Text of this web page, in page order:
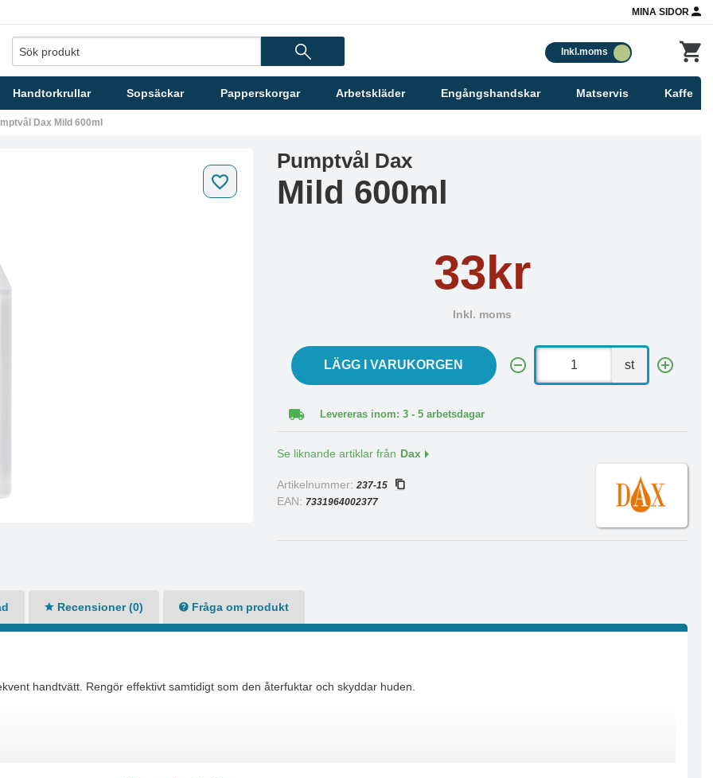
MINA SIDOR
Inkl.moms
Handtorkrullar Sopsäckar Papperskorgar Arbetskläder Engångshandskar Matservis Kaffe
Dax Mild 600ml
Pumptvål Dax
Mild 600ml
33kr
Inkl. moms
LÄGG I VARUKORGEN st
Levereras inom: 3 - 5 arbetsdagar
Se liknande artiklar från Dax
Artikelnummer:237-15
EAN: 7331964002377
Recensioner (0) Fråga om produkt
handtvätt. Rengör effektivt samtidigt som den återfuktar och skyddar huden.